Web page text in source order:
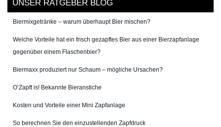
UNSER RATGEBER BLOG
Biermixgetränke – warum überhaupt Bier mischen?
Welche Vorteile hat ein frisch gezapftes Bier aus einer Bierzapfanlage
gegenüber einem Flaschenbier?
Biermaxx produziert nur Schaum – mögliche Ursachen?
O’Zapft is! Bekannte Bieranstiche
Kosten und Vorteile einer Mini Zapfanlage
So berechnen Sie den einzustellenden Zapfdruck